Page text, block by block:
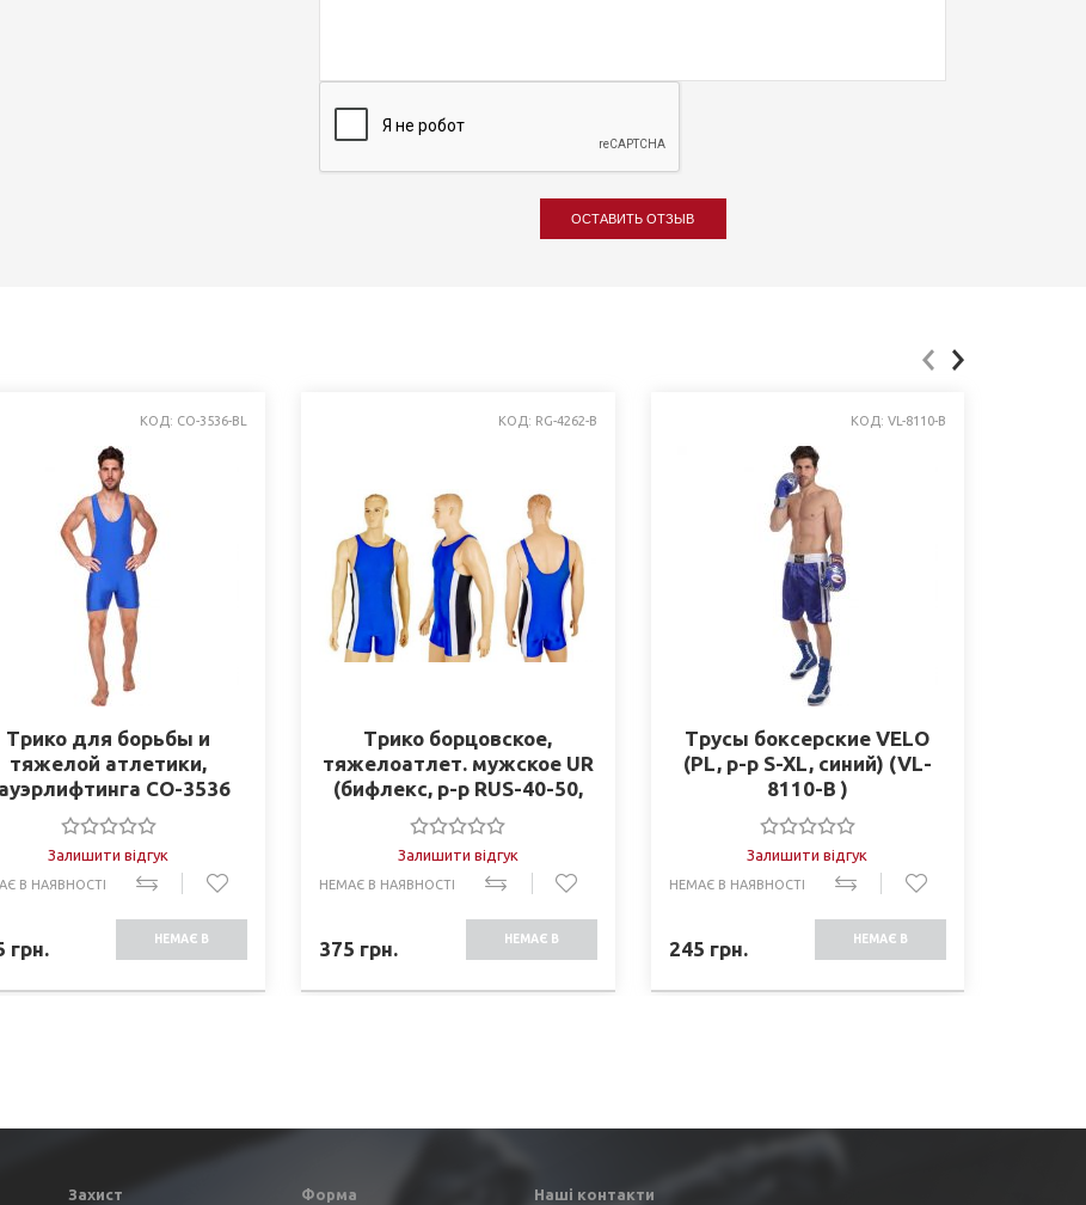
ОСТАВИТЬ ОТЗЫВ
КОД: CO-3536-BL
Трико для борьбы и
тяжелой атлетики,
CO-3536
Синее
Залишити відгук
В НАЯВНОСТІ
грн. НЕМАЄ В
КОД: RG-4262-B
Трико борцовское,
тяжелоатлет. мужское UR
(бифлекс, р-р RUS-40-50,
синий) ( RG-4262-B)
Залишити відгук
НЕМАЄ В НАЯВНОСТІ
375 грн. НЕМАЄ В
КОД: VL-8110-B
Трусы боксерские VELO
(PL, р-р S-XL, синий) (VL-
8110-B )
Залишити відгук
НЕМАЄ В НАЯВНОСТІ
245 грн. НЕМАЄ В
Захист Форма Наші контакти